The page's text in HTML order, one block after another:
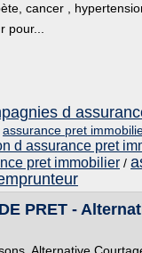
cancer ,
d
assurance pret
d assurance pret
pret immobilier /
PRET -